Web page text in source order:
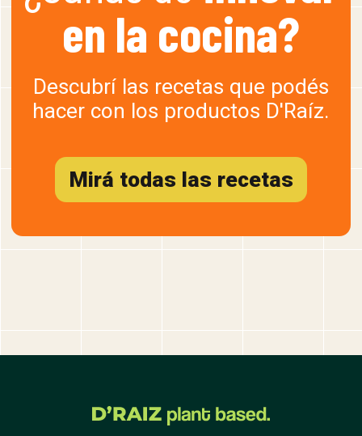
en la cocina?
Descubrí las recetas que podés
hacer con los productos D'Raíz.
Mirá todas las recetas